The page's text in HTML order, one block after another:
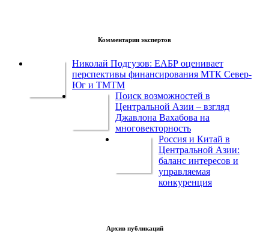
Комментарии экспертов
Николай Подгузов: ЕАБР оценивает
перспективы финансирования МТК Север-
Юг и ТМТМ
Поиск возможностей в
Центральной Азии – взгляд
Джавлона Вахабова на
многовекторность
Россия и Китай в
Центральной Азии:
баланс интересов и
управляемая
конкуренция
Архив публикаций